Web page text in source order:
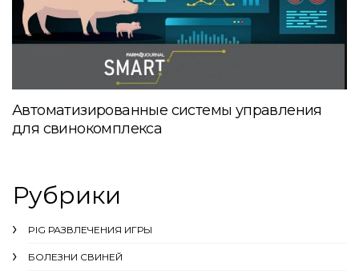
Автоматизированные системы управления
для свинокомплекса
Рубрики
PIG РАЗВЛЕЧЕНИЯ ИГРЫ
БОЛЕЗНИ СВИНЕЙ